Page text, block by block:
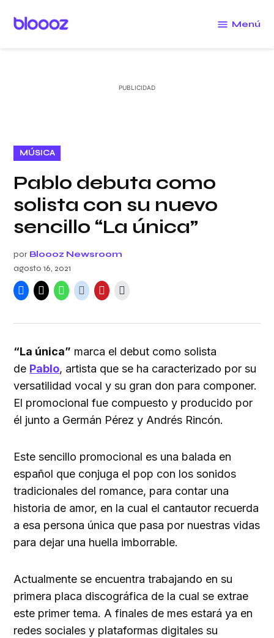
Menú
PUBLICADO
EN
MÚSICA
Pablo debuta como
solista con su nuevo
sencillo “La única”
por Bloooz Newsroom
agosto 16, 2021
“La única” marca el debut como solista
de Pablo, artista que se ha caracterizado por su
versatilidad vocal y su gran don para componer.
El promocional fue compuesto y producido por
él junto a Germán Pérez y Andrés Rincón.
Este sencillo promocional es una balada en
español que conjuga el pop con los sonidos
tradicionales del romance, para contar una
historia de amor, en la cual el cantautor recuerda
a esa persona única que pasa por nuestras vidas
para dejar una huella imborrable.
Actualmente se encuentra trabajando en su
primera placa discográfica de la cual se extrae
este primer tema. A finales de mes estará ya en
redes sociales y plataformas digitales su